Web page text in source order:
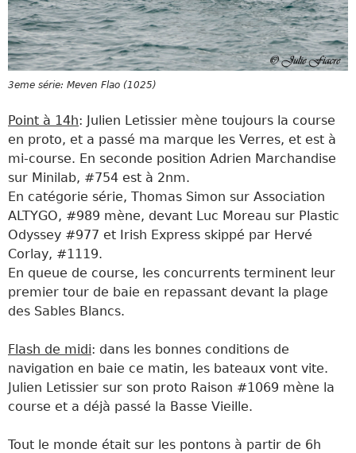
3eme série: Meven Flao (1025)
Point à 14h: Julien Letissier mène toujours la course
en proto, et a passé ma marque les Verres, et est à
mi-course. En seconde position Adrien Marchandise
sur Minilab, #754 est à 2nm.
En catégorie série, Thomas Simon sur Association
ALTYGO, #989 mène, devant Luc Moreau sur Plastic
Odyssey #977 et Irish Express skippé par Hervé
Corlay, #1119.
En queue de course, les concurrents terminent leur
premier tour de baie en repassant devant la plage
des Sables Blancs.
Flash de midi: dans les bonnes conditions de
navigation en baie ce matin, les bateaux vont vite.
Julien Letissier sur son proto Raison #1069 mène la
course et a déjà passé la Basse Vieille.
Tout le monde était sur les pontons à partir de 6h